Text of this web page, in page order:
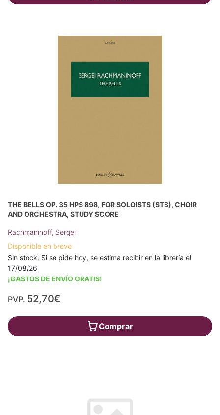
THE BELLS OP. 35 HPS 898, FOR SOLOISTS (STB), CHOIR
AND ORCHESTRA, STUDY SCORE
Rachmaninoff, Sergei
Disponible en breve
Sin stock. Si se pide hoy, se estima recibir en la librería el
17/08/26
¡GASTOS DE ENVÍO GRATIS!
PVP. 52,70€
Comprar